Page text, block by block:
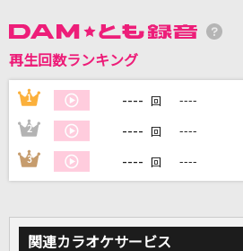
再生回数ランキング
1 ---- 回 ----
2 ---- 回 ----
3 ---- 回 ----
関連カラオケサービス